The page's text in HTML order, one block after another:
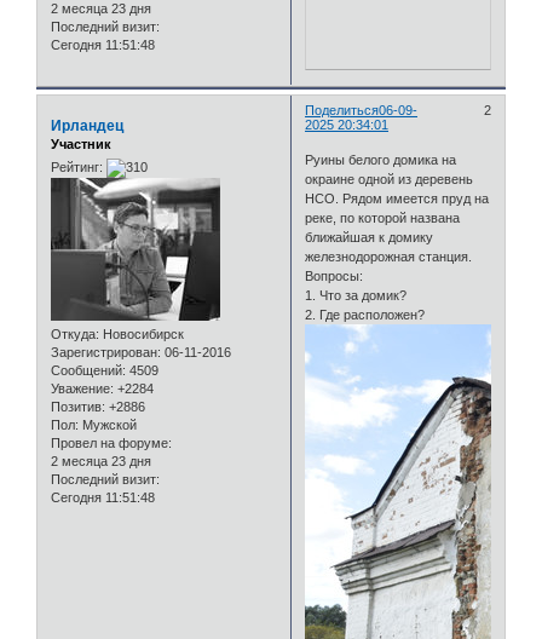
2 месяца 23 дня
Последний визит:
Сегодня 11:51:48
Поделиться 2
06-09-
2025 20:34:01
Ирландец
Участник
Рейтинг:
Откуда: Новосибирск
Зарегистрирован: 06-11-2016
Сообщений: 4509
Уважение: +2284
Позитив: +2886
Пол: Мужской
Провел на форуме:
2 месяца 23 дня
Последний визит:
Сегодня 11:51:48
Руины белого домика на
окраине одной из деревень
НСО. Рядом имеется пруд на
реке, по которой названа
ближайшая к домику
железнодорожная станция.
Вопросы:
1. Что за домик?
2. Где расположен?